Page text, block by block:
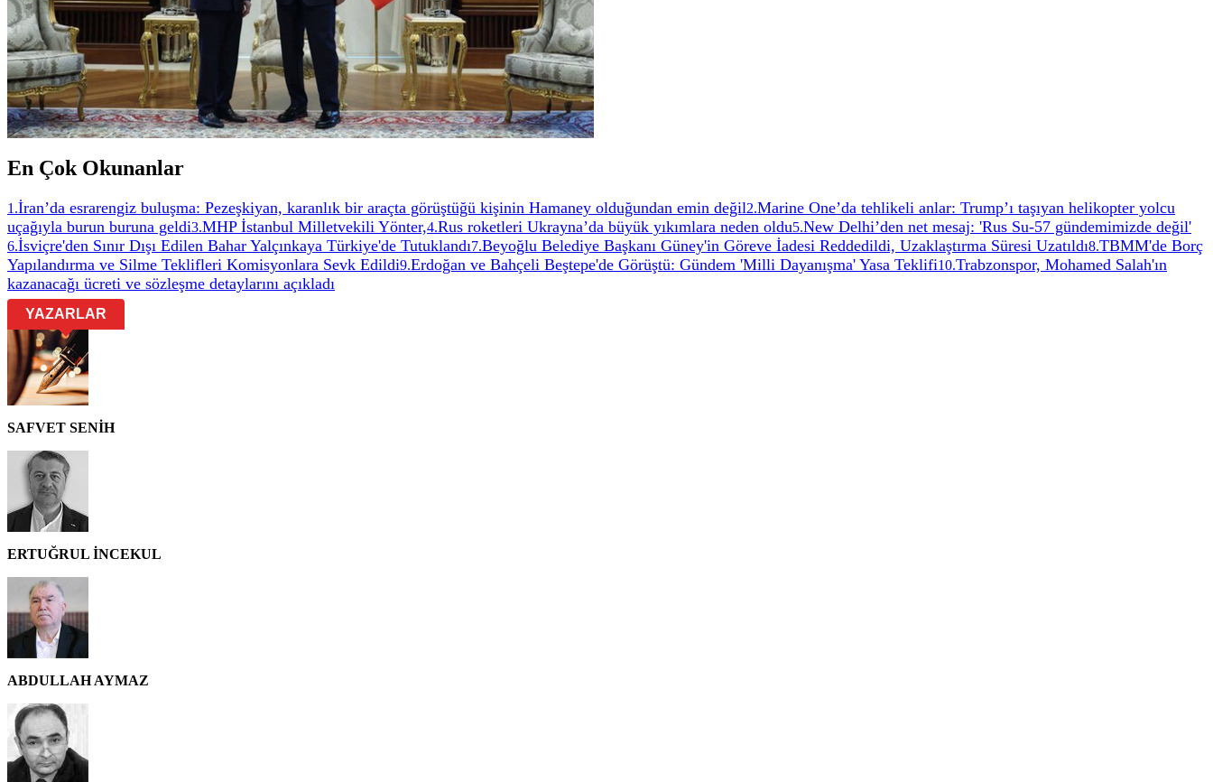
En Çok Okunanlar
1 .İran’da esrarengiz buluşma: Pezeşkiyan, karanlık bir araçta görüştüğü kişinin Hamaney olduğundan emin değil2.Marine One’da tehlikeli anlar: Trump’ı taşıyan helikopter yolcu
uçağıyla burun buruna geldi3.MHP İstanbul Milletvekili Yönter,4.Rus roketleri Ukrayna’da büyük yıkımlara neden oldu5.New Delhi’den net mesaj: 'Rus Su-57 gündemimizde değil'
6.İsviçre'den Sınır Dışı Edilen Bahar Yalçınkaya Türkiye'de Tutuklandı7.Beyoğlu Belediye Başkanı Güney'in Göreve İadesi Reddedildi, Uzaklaştırma Süresi Uzatıldı8.TBMM'de Borç
Yapılandırma ve Silme Teklifleri Komisyonlara Sevk Edildi9.Erdoğan ve Bahçeli Beştepe'de Görüştü: Gündem 'Milli Dayanışma' Yasa Teklifi10.Trabzonspor, Mohamed Salah'ın
kazanacağı ücreti ve sözleşme detaylarını açıkladı
YAZARLAR
SAFVET SENİH
ERTUĞRUL İNCEKUL
ABDULLAH AYMAZ